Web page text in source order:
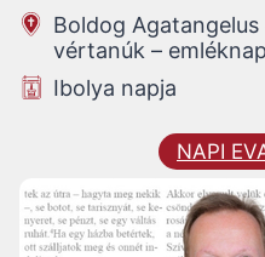
Boldog
vértanúk – emléknap
Ibolya napja
NAPI